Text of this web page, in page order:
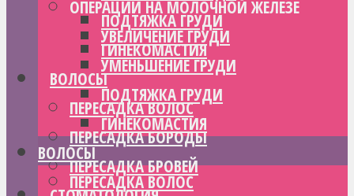
ПОДТЯЖКА ГРУДИ
ГИНЕКОМАСТИЯ
ВОЛОСЫ
ПЕРЕСАДКА ВОЛОС
ПЕРЕСАДКА БОРОДЫ
ПЕРЕСАДКА БРОВЕЙ
ОПЕРАЦИИ НА МОЛОЧНОЙ ЖЕЛЕЗЕ
УВЕЛИЧЕНИЕ ГРУДИ
УМЕНЬШЕНИЕ ГРУДИ
ПОДТЯЖКА ГРУДИ
ГИНЕКОМАСТИЯ
ВОЛОСЫ
ПЕРЕСАДКА ВОЛОС